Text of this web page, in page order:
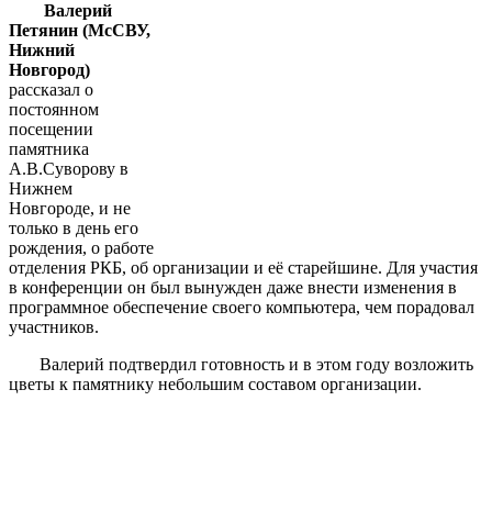
Валерий
Петянин (МсСВУ,
Нижний
Новгород)
рассказал о
постоянном
посещении
памятника
А.В.Суворову в
Нижнем
Новгороде, и не
только в день его
рождения, о работе
отделения РКБ, об организации и её старейшине. Для участия
в конференции он был вынужден даже внести изменения в
программное обеспечение своего компьютера, чем порадовал
участников.
Валерий подтвердил готовность и в этом году возложить
цветы к памятнику небольшим составом организации.